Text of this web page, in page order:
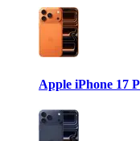
Apple iPhone 17